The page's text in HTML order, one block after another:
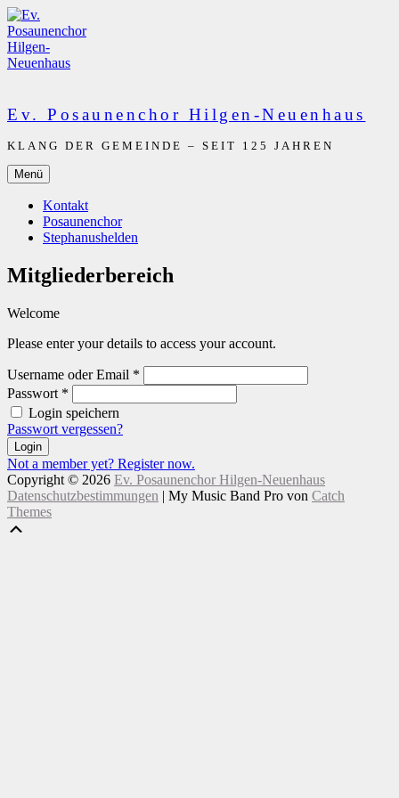
Zum
Inhalt
springen
Ev. Posaunenchor Hilgen-Neuenhaus
KLANG DER GEMEINDE – SEIT 125 JAHREN
Menü
Kontakt
Posaunenchor
Stephanushelden
Mitgliederbereich
Welcome
Please enter your details to access your account.
Username oder Email *
Passwort *
Login speichern
Passwort vergessen?
Login
Not a member yet? Register now.
Copyright © 2026 Ev. Posaunenchor Hilgen-Neuenhaus
Datenschutzbestimmungen | My Music Band Pro von Catch
Themes
Nach